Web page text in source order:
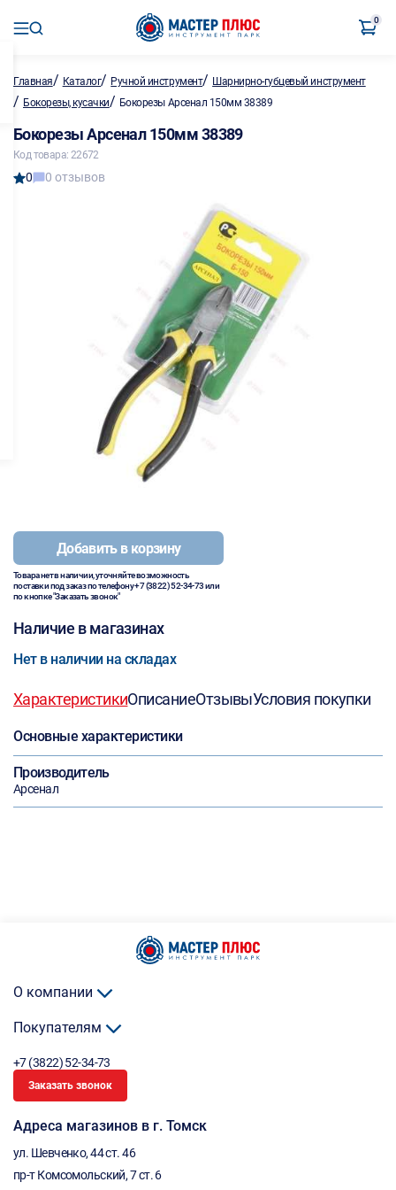
0
Главная/ Каталог/ Ручной инструмент/ Шарнирно-губцевый инструмент
/ Бокорезы, кусачки/ Бокорезы Арсенал 150мм 38389
Бокорезы Арсенал 150мм 38389
Код товара: 22672
0 0 отзывов
Добавить в корзину
Товара нет в наличии, уточняйте возможность
поставки под заказ по телефону+7 (3822) 52-34-73или
по кнопке "Заказать звонок"
Наличие в магазинах
Нет в наличии на складах
ХарактеристикиОписаниеОтзывыУсловия покупки
Основные характеристики
Производитель
Арсенал
О компании
Покупателям
+7 (3822) 52-34-73
Заказать звонок
Адреса магазинов в г. Томск
ул. Шевченко, 44 ст. 46
пр-т Комсомольский, 7 ст. 6